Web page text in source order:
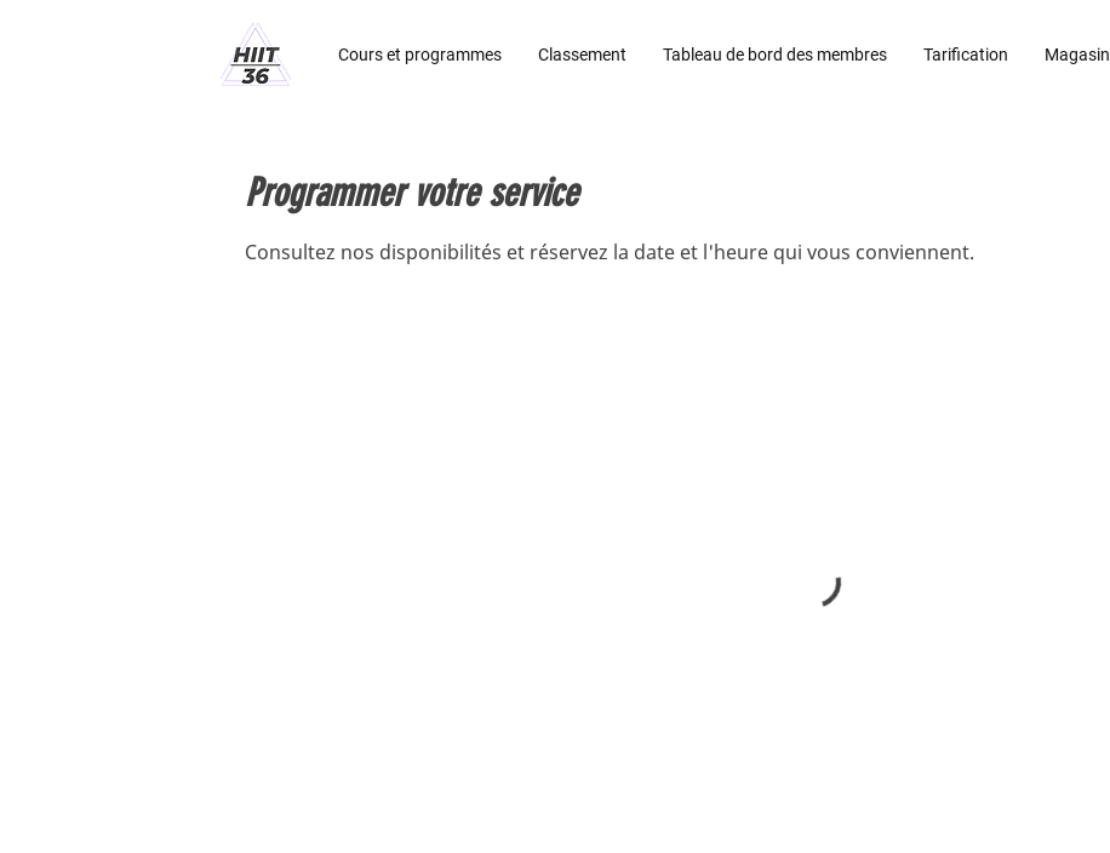
Cours et programmes Classement Tableau de bord des membres Tarification Magasin
Programmer votre service
Consultez nos disponibilités et réservez la date et l'heure qui vous conviennent.